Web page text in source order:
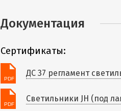
Документация
Сертификаты:
ДС 37 регламент
Светильники JH (под